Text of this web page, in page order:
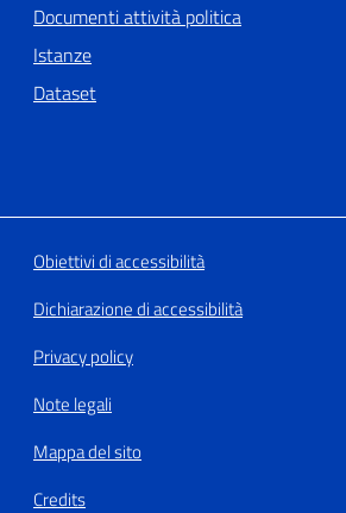
Documenti attività politica
Istanze
Dataset
Obiettivi di accessibilità
Dichiarazione di accessibilità
Privacy policy
Note legali
Mappa del sito
Credits